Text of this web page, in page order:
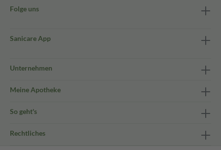
Folge uns
Sanicare App
Unternehmen
Meine Apotheke
So geht's
Rechtliches